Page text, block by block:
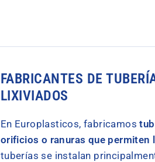
FABRICANTES DE
LIXIVIADOS
En Europlasticos, fabricamos
orificios o ranuras que permiten
tuberías se instalan